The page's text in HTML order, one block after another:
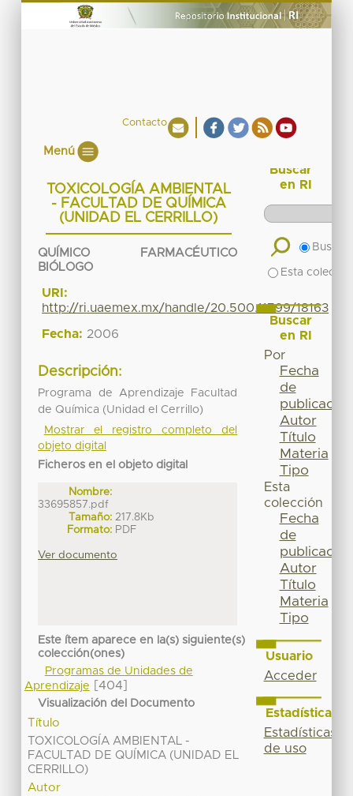
Contacto
Menú
TOXICOLOGÍA AMBIENTAL
- FACULTAD DE QUÍMICA
(UNIDAD EL CERRILLO)
QUÍMICO FARMACÉUTICO
BIÓLOGO
URI:
http://ri.uaemex.mx/handle/20.500.11799/18163
Fecha: 2006
Descripción:
Programa de Aprendizaje Facultad
de Química (Unidad el Cerrillo)
Mostrar el registro completo del
objeto digital
Ficheros en el objeto digital
Nombre:
33695857.pdf
Tamaño: 217.8Kb
Formato: PDF
Ver documento
Este ítem aparece en la(s) siguiente(s)
colección(ones)
Programas de Unidades de
Aprendizaje
[404]
Visualización del Documento
Título
TOXICOLOGÍA AMBIENTAL -
FACULTAD DE QUÍMICA (UNIDAD EL
CERRILLO)
Autor
Buscar
en RI
Buscar
Esta
Buscar
en RI
Por
Fecha
de
publicación
Autor
Título
Materia
Tipo
Esta
colección
Fecha
de
publicación
Autor
Título
Materia
Tipo
Usuario
Acceder
Estadísticas
Estadísticas
de uso